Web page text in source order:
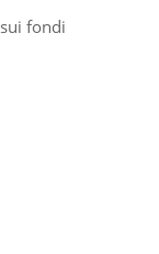
fondi